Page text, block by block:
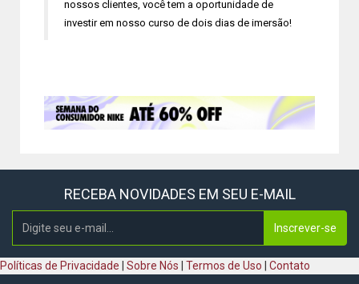
nossos clientes, você tem a oportunidade de
investir em nosso curso de dois dias de imersão!
RECEBA NOVIDADES EM SEU E-MAIL
Inscrever-se
Políticas de Privacidade Sobre Nós Termos de Uso Contato